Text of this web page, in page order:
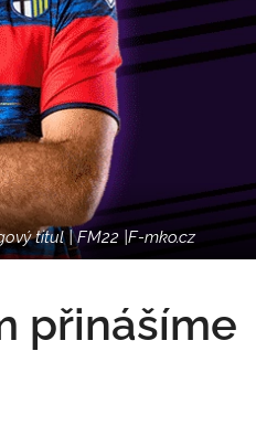
titul | FM22 |F-mko.cz
přinášíme